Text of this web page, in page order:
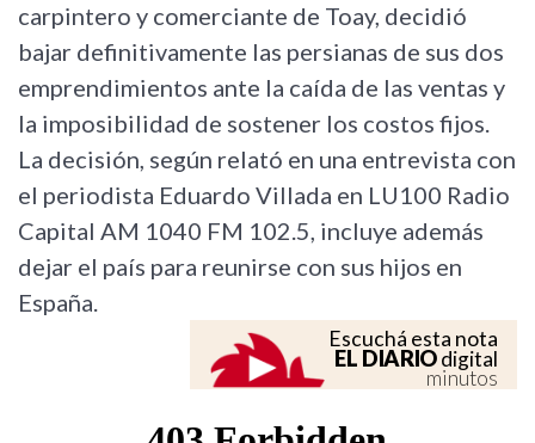
carpintero y comerciante de Toay, decidió
bajar definitivamente las persianas de sus dos
emprendimientos ante la caída de las ventas y
la imposibilidad de sostener los costos fijos.
La decisión, según relató en una entrevista con
el periodista Eduardo Villada en LU100 Radio
Capital AM 1040 FM 102.5, incluye además
dejar el país para reunirse con sus hijos en
España.
Escuchá esta nota
EL DIARIOdigital
minutos